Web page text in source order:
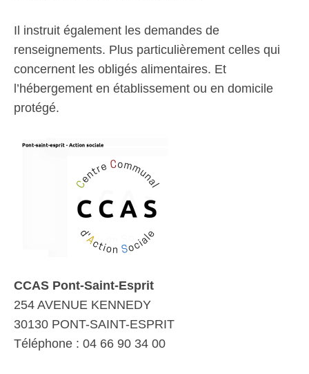
Il instruit également les demandes de
renseignements. Plus particulièrement celles qui
concernent les obligés alimentaires. Et
l’hébergement en établissement ou en domicile
protégé.
CCAS Pont-Saint-Esprit
254 AVENUE KENNEDY
30130 PONT-SAINT-ESPRIT
Téléphone : 04 66 90 34 00